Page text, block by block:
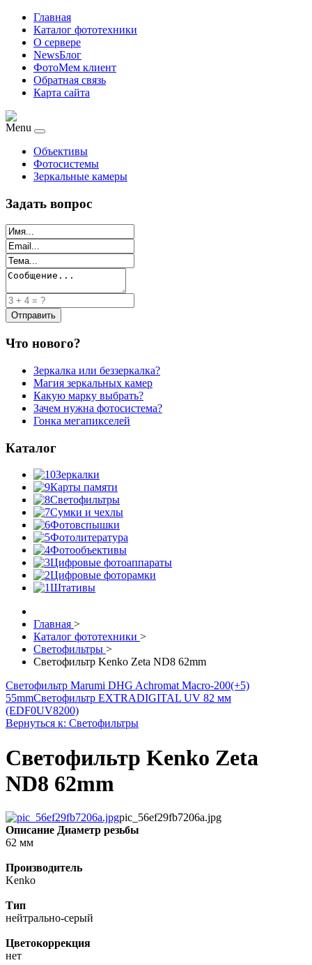
Главная
Каталог фототехники
О сервере
NewsБлог
ФотоМем клиент
Обратная связь
Карта сайта
Menu
Объективы
Фотосистемы
Зеркальные камеры
Задать вопрос
Что нового?
Зеркалка или беззеркалка?
Магия зеркальных камер
Какую марку выбрать?
Зачем нужна фотосистема?
Гонка мегапикселей
Каталог
Зеркалки
Карты памяти
Светофильтры
Сумки и чехлы
Фотовспышки
Фотолитература
Фотообъективы
Цифровые фотоаппараты
Цифровые фоторамки
Штативы
Главная >
Каталог фототехники >
Светофильтры >
Светофильтр Kenko Zeta ND8 62mm
Светофильтр Marumi DHG Achromat Macro-200(+5)
55mmСветофильтр EXTRADIGITAL UV 82 мм
(EDF0UV8200)
Вернуться к: Светофильтры
Светофильтр Kenko Zeta
ND8 62mm
pic_56ef29fb7206a.jpg
Описание Диаметр резьбы
62 мм
Производитель
Kenko
Тип
нейтрально-серый
Цветокоррекция
нет